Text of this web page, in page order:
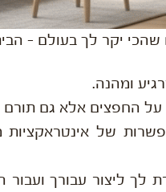
יקר לך בעולם –
ומהנה.
על החפצים אלא גם
של אינטראקציות
לך ליצור עבורך